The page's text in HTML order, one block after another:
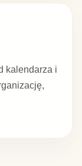
kalendarza i